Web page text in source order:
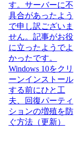
す。サーバーに不
具合があったよう
で申し訳ございま
せん。記事がお役
に立ったようでよ
かったです。
Windows 10をクリ
ーンインストール
する前にひと工
夫、回復パーティ
ションの増殖を防
ぐ方法（更新）